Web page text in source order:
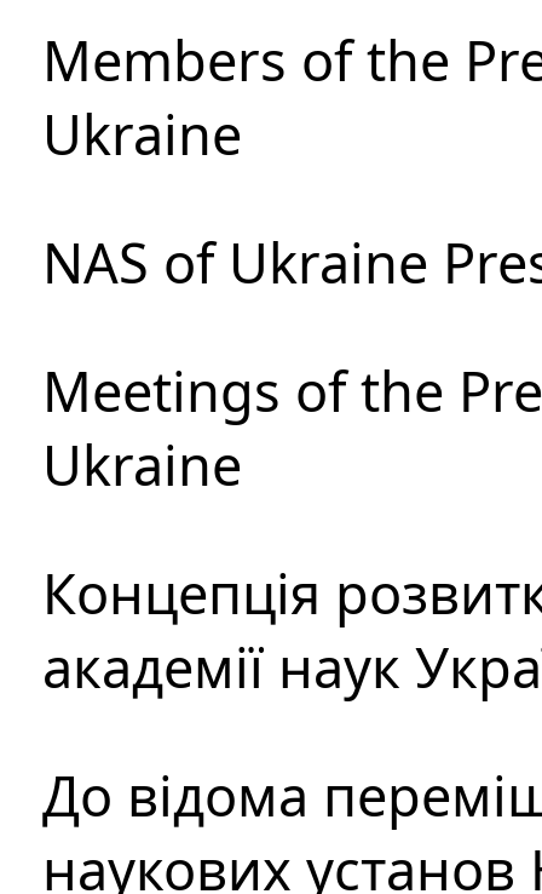
Members of the
Ukraine
NAS of Ukraine
Meetings of the
Ukraine
Концепція
академії наук
До відома
наукових установ